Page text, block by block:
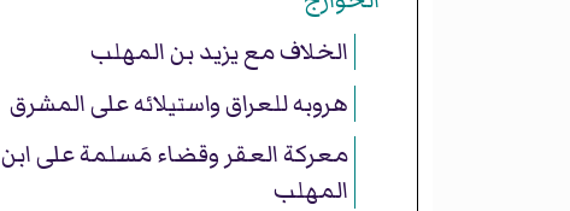
الخلاف مع يزيد بن المهلب
هروبه للعراق واستيلائه على المشرق
معركة العقر وقضاء مَسلمة على ابن
المهلب